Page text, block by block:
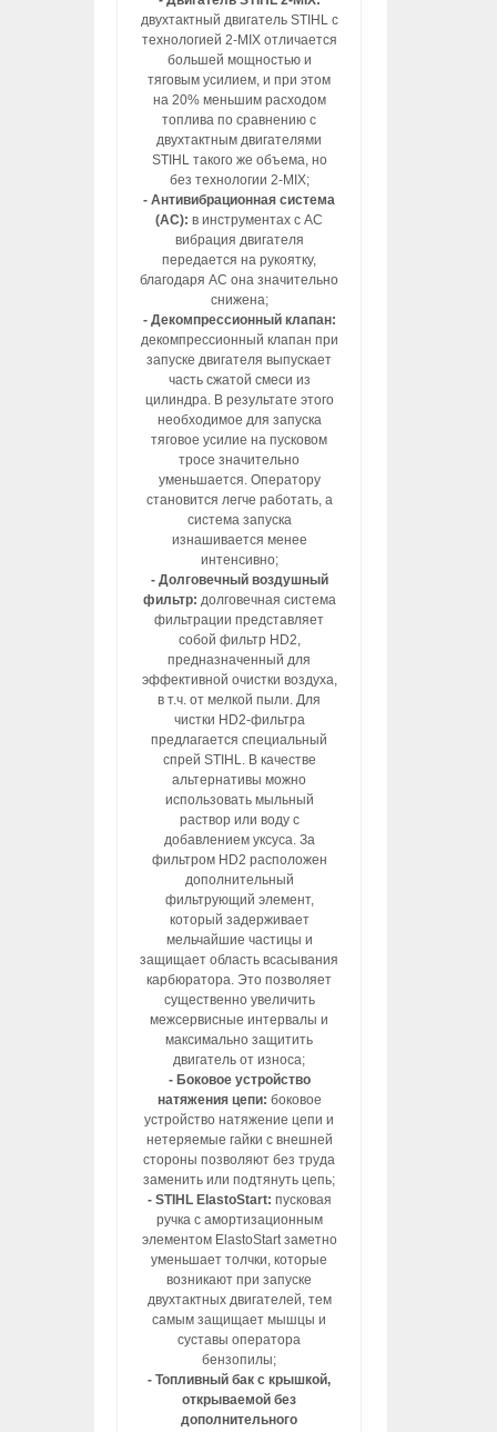
двухтактный двигатель STIHL с
технологией 2-MIX отличается
большей мощностью и
тяговым усилием, и при этом
на 20% меньшим расходом
топлива по сравнению с
двухтактным двигателями
STIHL такого же объема, но
без технологии 2-МIХ;
- Антивибрационная система
(АС): в инструментах с АС
вибрация двигателя
передается на рукоятку,
благодаря АС она значительно
снижена;
- Декомпрессионный клапан:
декомпрессионный клапан при
запуске двигателя выпускает
часть сжатой смеси из
цилиндра. В результате этого
необходимое для запуска
тяговое усилие на пусковом
тросе значительно
уменьшается. Оператору
становится легче работать, а
система запуска
изнашивается менее
интенсивно;
- Долговечный воздушный
фильтр: долговечная система
фильтрации представляет
собой фильтр HD2,
предназначенный для
эффективной очистки воздуха,
в т.ч. от мелкой пыли. Для
чистки HD2-фильтра
предлагается специальный
спрей STIHL. В качестве
альтернативы можно
использовать мыльный
раствор или воду с
добавлением уксуса. За
фильтром HD2 расположен
дополнительный
фильтрующий элемент,
который задерживает
мельчайшие частицы и
защищает область всасывания
карбюратора. Это позволяет
существенно увеличить
межсервисные интервалы и
максимально защитить
двигатель от износа;
- Боковое устройство
натяжения цепи: боковое
устройство натяжение цепи и
нетеряемые гайки с внешней
стороны позволяют без труда
заменить или подтянуть цепь;
- STIHL ElastoStart: пусковая
ручка с амортизационным
элементом ElastoStart заметно
уменьшает толчки, которые
возникают при запуске
двухтактных двигателей, тем
самым защищает мышцы и
суставы оператора
бензопилы;
- Топливный бак с крышкой,
открываемой без
дополнительного